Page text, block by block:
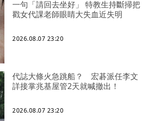
一句「請回去坐好」 特教生持斷掃把
戳女代課老師眼睛大失血近失明
2026.08.07 23:20
代誌大條火急跳船？ 宏碁派任李文
詳接掌兆基屋管2天就喊撤出！
2026.08.07 23:20